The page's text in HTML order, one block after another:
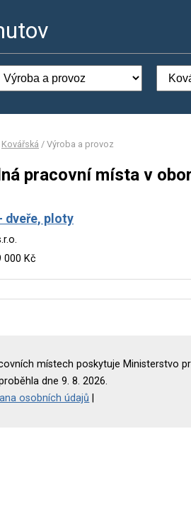
Kovářská / Výroba a provoz
pracovní místa v
dveře, ploty
000 Kč
místech poskytuje Ministerstvo
dne 9. 8. 2026.
osobních údajů